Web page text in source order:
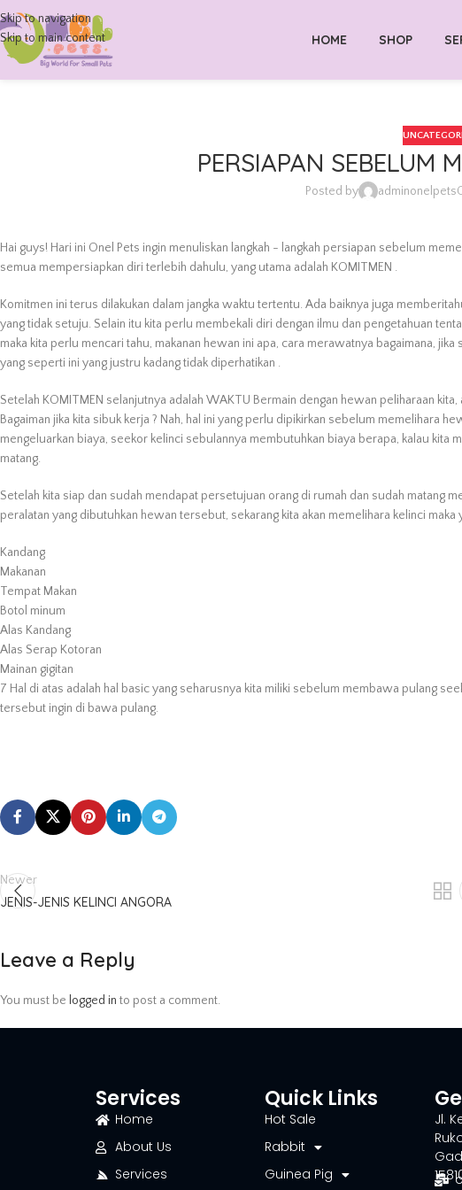
Skip to navigation
Skip to main content
HOME SHOP
PERSIAPAN SEBELUM
Posted by adminonelpets
Hai guys! Hari ini Onel Pets ingin menuliskan langkah - langkah persiapan sebelum
semua mempersiapkan diri terlebih dahulu, yang utama adalah KOMITMEN .
Komitmen ini terus dilakukan dalam jangka waktu tertentu. Ada baiknya juga
yang tidak setuju. Selain itu kita perlu membekali diri dengan ilmu dan pengetahuan
maka kita perlu mencari tahu, makanan hewan ini apa, cara merawatnya bagaimana,
yang seperti ini yang justru kadang tidak diperhatikan .
Setelah KOMITMEN selanjutnya adalah WAKTU Bermain dengan hewan peliharaan
Bagaiman jika kita sibuk kerja ? Nah, hal ini yang perlu dipikirkan sebelum memelihara
mengeluarkan biaya, seekor kelinci sebulannya membutuhkan biaya berapa, kalau
matang.
Setelah kita siap dan sudah mendapat persetujuan orang di rumah dan sudah matang
peralatan yang dibutuhkan hewan tersebut, sekarang kita akan memelihara kelinci maka
Kandang
Makanan
Tempat Makan
Botol minum
Alas Kandang
Alas Serap Kotoran
Mainan gigitan
7 Hal di atas adalah hal basic yang seharusnya kita miliki sebelum membawa pulang
tersebut ingin di bawa pulang.
Newer
JENIS-JENIS KELINCI ANGORA
Leave a Reply
You must be logged in to post a comment.
Services
Home
About Us
Services
Quick Links
Hot Sale
Rabbit
Guinea Pig
Jl.